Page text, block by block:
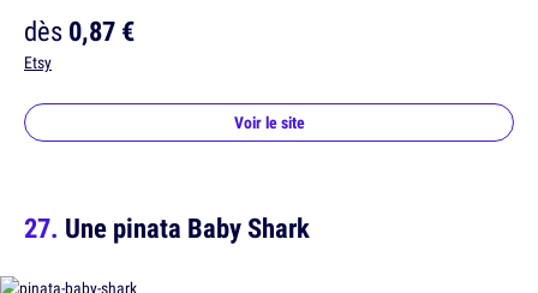
dès0,87 €
Etsy
Voir le site
Une pinata Baby Shark